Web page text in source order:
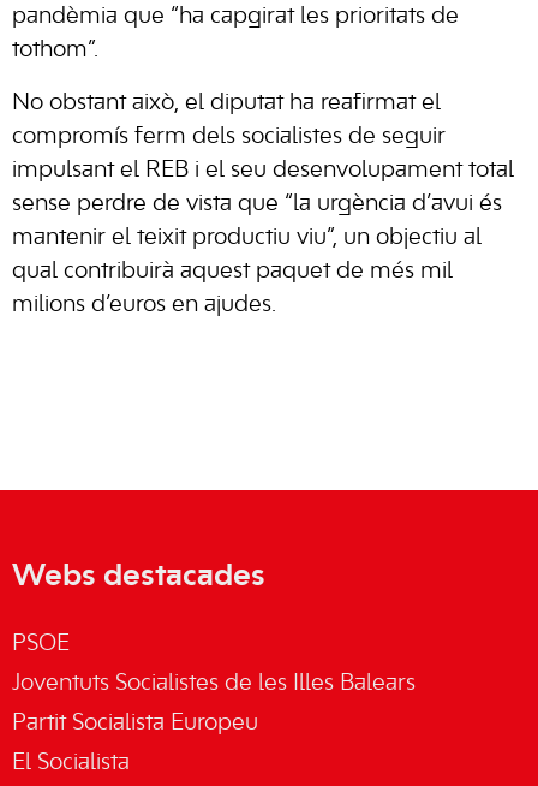
pandèmia que “ha capgirat les prioritats de
tothom”.
No obstant això, el diputat ha reafirmat el
compromís ferm dels socialistes de seguir
impulsant el REB i el seu desenvolupament total
sense perdre de vista que “la urgència d’avui és
mantenir el teixit productiu viu”, un objectiu al
qual contribuirà aquest paquet de més mil
milions d’euros en ajudes.
Webs destacades
PSOE
Joventuts Socialistes de les Illes Balears
Partit Socialista Europeu
El Socialista